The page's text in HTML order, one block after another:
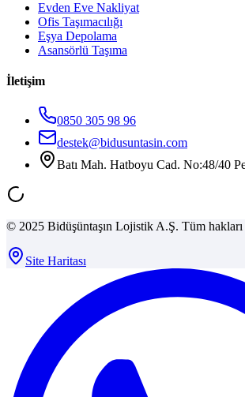
Evden Eve Nakliyat
Ofis Taşımacılığı
Eşya Depolama
Asansörlü Taşıma
İletişim
0850 305 98 96
destek@bidusuntasin.com
Batı Mah. Hatboyu Cad. No:48/40
© 2025 Bidüşüntaşın Lojistik A.Ş. Tüm hakları
Site Haritası